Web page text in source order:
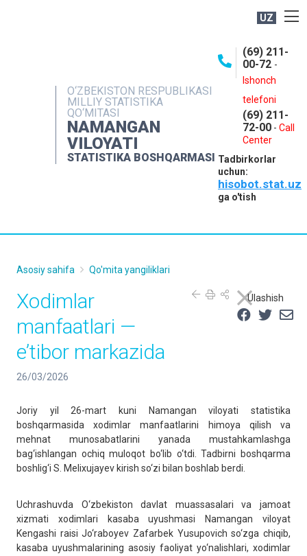
UZ
O‘ZBEKISTON RESPUBLIKASI
MILLIY STATISTIKA
QO‘MITASI
NAMANGAN
VILOYATI
STATISTIKA BOSHQARMASI
(69) 211-
00-72 -
Ishonch
telefoni
(69) 211-
72-00 - Call
Center
Tadbirkorlar
uchun:
hisobot.stat.uz
ga o'tish
NASHRLAR
INTERAKTIV XIZMATLAR
MATBUOT XIZMATI
MUROJAATLAR
Asosiy sahifa Qo'mita yangiliklari
Ulashish
Xodimlar
manfaatlari —
e’tibor markazida
26/03/2026
Joriy yil 26-mart kuni Namangan viloyati statistika
boshqarmasida xodimlar manfaatlarini himoya qilish va
mehnat munosabatlarini yanada mustahkamlashga
bag‘ishlangan ochiq muloqot bo‘lib o‘tdi. Tadbirni boshqarma
boshlig‘i S. Melixujayev kirish so‘zi bilan boshlab berdi.
Uchrashuvda O‘zbekiston davlat muassasalari va jamoat
xizmati xodimlari kasaba uyushmasi Namangan viloyat
Kengashi raisi Jo‘raboyev Zafarbek Yusupovich so‘zga chiqib,
kasaba uyushmalarining asosiy faoliyat yo‘nalishlari, xodimlar